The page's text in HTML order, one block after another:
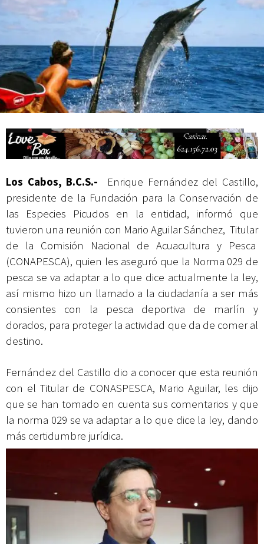
actividades de acceso libre
Los Cabos, B.C.S.- Enrique Fernández del Castillo,
presidente de la Fundación para la Conservación de
las Especies Picudos en la entidad, informó que
tuvieron una reunión con Mario Aguilar Sánchez, Titular
de la Comisión Nacional de Acuacultura y Pesca
(CONAPESCA), quien les aseguró que la Norma 029 de
pesca se va adaptar a lo que dice actualmente la ley,
así mismo hizo un llamado a la ciudadanía a ser más
consientes con la pesca deportiva de marlín y
dorados, para proteger la actividad que da de comer al
destino.
Fernández del Castillo dio a conocer que esta reunión
con el Titular de CONASPESCA, Mario Aguilar, les dijo
que se han tomado en cuenta sus comentarios y que
la norma 029 se va adaptar a lo que dice la ley, dando
más certidumbre jurídica.